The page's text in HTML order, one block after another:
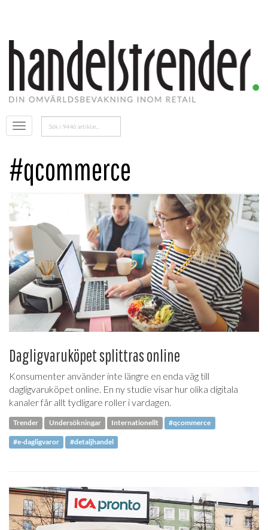
Öppna
menyn
Sök
efter:
#qcommerce
Dagligvaruköpet splittras online
Konsumenter använder inte längre en enda väg till
dagligvaruköpet online. En ny studie visar hur olika digitala
kanaler får allt tydligare roller i vardagen.
Trender Undersökningar Internationellt #qcommerce
#e-dagligvaror #detaljhandel